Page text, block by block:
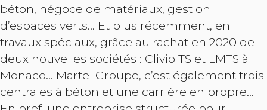
béton, négoce de matériaux, gestion
d’espaces verts… Et plus récemment, en
travaux spéciaux, grâce au rachat en 2020 de
deux nouvelles sociétés : Clivio TS et LMTS à
Monaco… Martel Groupe, c’est également trois
centrales à béton et une carrière en propre…